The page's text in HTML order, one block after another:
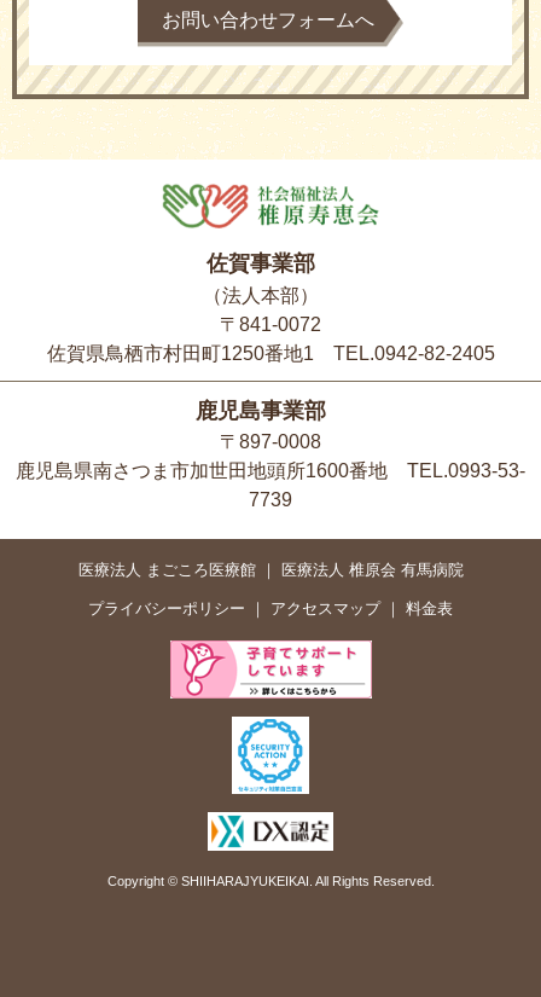
お問い合わせフォームへ
佐賀事業部
（法人本部）
〒841-0072
佐賀県鳥栖市村田町1250番地1 TEL.0942-82-2405
鹿児島事業部
〒897-0008
鹿児島県南さつま市加世田地頭所1600番地 TEL.0993-53-
7739
医療法人 まごころ医療館 医療法人 椎原会 有馬病院
プライバシーポリシー アクセスマップ 料金表
Copyright © SHIIHARAJYUKEIKAI. All Rights Reserved.